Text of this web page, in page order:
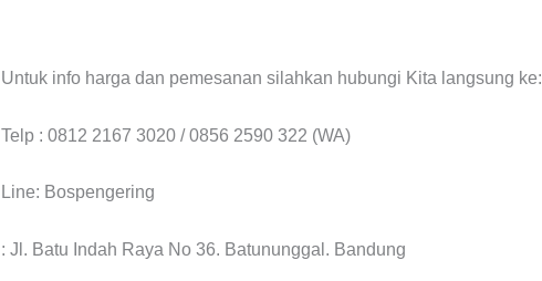
Untuk info harga dan pemesanan silahkan hubungi Kita langsung ke:
Telp : 0812 2167 3020 / 0856 2590 322 (WA)
Line: Bospengering
: Jl. Batu Indah Raya No 36. Batununggal. Bandung